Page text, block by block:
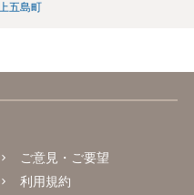
五島町
ご意見・ご要望
利用規約